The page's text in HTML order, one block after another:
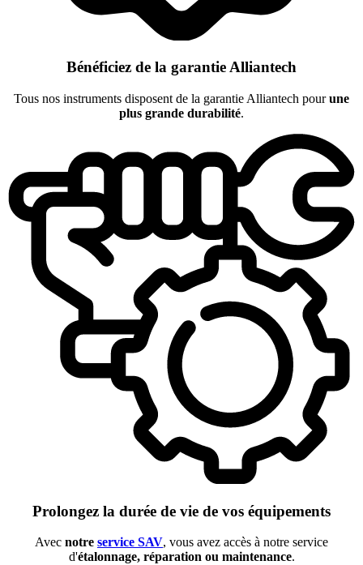
Bénéficiez de la garantie Alliantech
Tous nos instruments disposent de la garantie Alliantech pourune
plus grande durabilité.
Prolongez la durée de vie de vos équipements
Avec notre service SAV, vous avez accès à notre service
d'étalonnage, réparation ou maintenance.